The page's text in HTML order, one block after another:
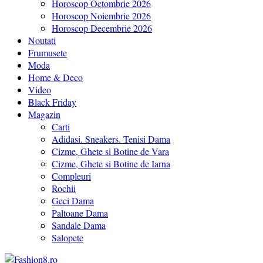
Horoscop Octombrie 2026
Horoscop Noiembrie 2026
Horoscop Decembrie 2026
Noutati
Frumusete
Moda
Home & Deco
Video
Black Friday
Magazin
Carti
Adidasi. Sneakers. Tenisi Dama
Cizme, Ghete si Botine de Vara
Cizme, Ghete si Botine de Iarna
Compleuri
Rochii
Geci Dama
Paltoane Dama
Sandale Dama
Salopete